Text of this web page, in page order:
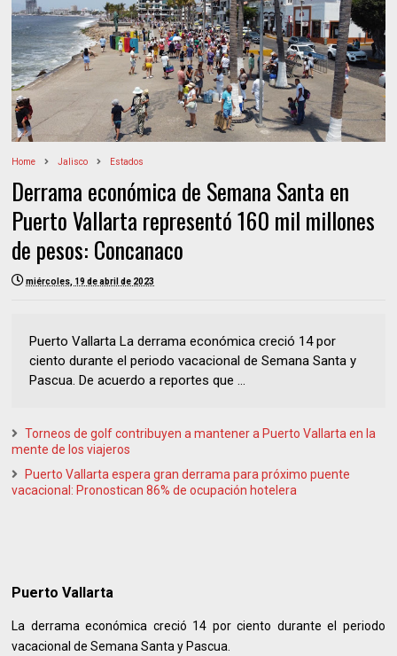
Home Jalisco Estados
Derrama económica de Semana Santa en
Puerto Vallarta representó 160 mil millones
de pesos: Concanaco
miércoles, 19 de abril de 2023
Puerto Vallarta La derrama económica creció 14 por
ciento durante el periodo vacacional de Semana Santa y
Pascua. De acuerdo a reportes que ...
Torneos de golf contribuyen a mantener a Puerto Vallarta en la
mente de los viajeros
Puerto Vallarta espera gran derrama para próximo puente
vacacional: Pronostican 86% de ocupación hotelera
Puerto Vallarta
La derrama económica creció 14 por ciento durante el periodo
vacacional de Semana Santa y Pascua.